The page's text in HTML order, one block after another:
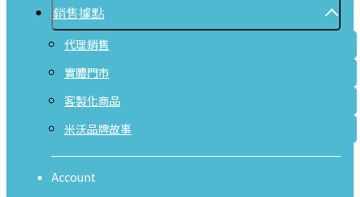
銷售據點
代理銷售
實體門市
客製化商品
米沃品牌故事
Account